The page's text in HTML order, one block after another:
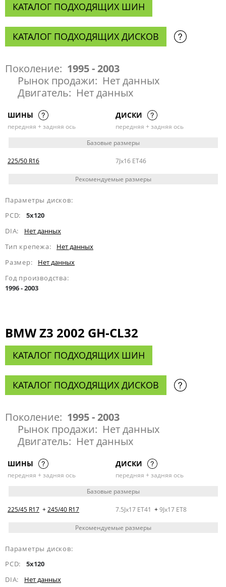
КАТАЛОГ ПОДХОДЯЩИХ ШИН
КАТАЛОГ ПОДХОДЯЩИХ ДИСКОВ
Поколение: 1995 - 2003
Рынок продажи: Нет данных
Двигатель: Нет данных
ШИНЫ
передняя + задняя ось
ДИСКИ
передняя + задняя ось
Базовые размеры
225/50 R16 7Jx16 ET46
Рекомендуемые размеры
Параметры дисков:
PCD:
5x120
DIA:
Нет данных
Тип крепежа:
Нет данных
Размер:
Нет данных
Год производства:
1996 - 2003
BMW Z3 2002 GH-CL32
КАТАЛОГ ПОДХОДЯЩИХ ШИН
КАТАЛОГ ПОДХОДЯЩИХ ДИСКОВ
Поколение: 1995 - 2003
Рынок продажи: Нет данных
Двигатель: Нет данных
ШИНЫ
передняя + задняя ось
ДИСКИ
передняя + задняя ось
Базовые размеры
225/45 R17 +245/40 R17 7.5Jx17 ET41 +9Jx17 ET8
Рекомендуемые размеры
Параметры дисков:
PCD:
5x120
DIA:
Нет данных